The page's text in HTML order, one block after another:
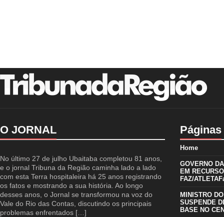
O JORNAL
No último 27 de julho Ubaitaba completou 81 anos,
e o jornal Tribuna da Região caminha lado a lado
com esta Terra hospitaleira há 25 anos registrando
os fatos e mostrando a sua história. Ao longo
desses anos, o Jornal se transformou na voz do
Vale do Rio das Contas, discutindo os principais
problemas enfrentados […]
Páginas
Home
GOVERNO
EM
FAZ/
MINISTRO
SUSPENDE
BASE NO